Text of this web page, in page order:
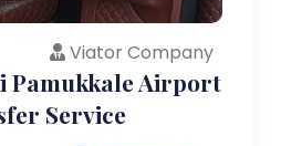
Viator Company
Pamukkale Airport
Service